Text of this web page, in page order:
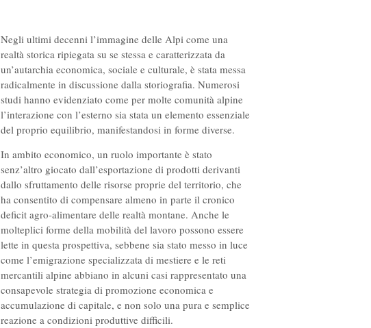
Negli ultimi decenni l’immagine delle Alpi come una
realtà storica ripiegata su se stessa e caratterizzata da
un’autarchia economica, sociale e culturale, è stata messa
radicalmente in discussione dalla storiografia. Numerosi
studi hanno evidenziato come per molte comunità alpine
l’interazione con l’esterno sia stata un elemento essenziale
del proprio equilibrio, manifestandosi in forme diverse.
In ambito economico, un ruolo importante è stato
senz’altro giocato dall’esportazione di prodotti derivanti
dallo sfruttamento delle risorse proprie del territorio, che
ha consentito di compensare almeno in parte il cronico
deficit agro-alimentare delle realtà montane. Anche le
molteplici forme della mobilità del lavoro possono essere
lette in questa prospettiva, sebbene sia stato messo in luce
come l’emigrazione specializzata di mestiere e le reti
mercantili alpine abbiano in alcuni casi rappresentato una
consapevole strategia di promozione economica e
accumulazione di capitale, e non solo una pura e semplice
reazione a condizioni produttive difficili.